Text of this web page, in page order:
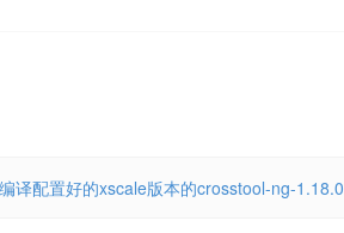
编译配置好的xscale版本的crosstool-ng-1.18.0